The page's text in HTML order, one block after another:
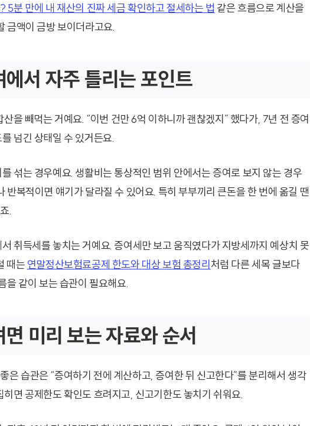
5분 만에 내 재산의 진짜 세금 확인하고 절세하는 법 같은 흐름으로 계산을
금액이 금방 보이더라고요.
에서 자주 틀리는 포인트
산을 빼먹는 거예요. “이번 건만 6억 이하니까 괜찮겠지” 했다가, 7년 전 증여
넘긴 상태일 수 있거든요.
섞는 경우예요. 생활비는 통상적인 범위 안에서는 증여로 보지 않는 경우
반복적이면 얘기가 달라질 수 있어요. 특히 부부끼리 큰돈을 한 번에 옮길 땐
.
취득세를 놓치는 거예요. 증여세만 보고 움직였다가 지방세까지 예상치 못
때는 연말정산보험료공제 한도와 대상 보험 총정리처럼 다른 세목 글보다
을 같이 보는 습관이 필요해요.
미리 보는 자료와 순서
은 습관은 “증여하기 전에 계산하고, 증여한 뒤 신고한다”를 분리해서 생각
면 공제한도 확인도 흐려지고, 신고기한도 놓치기 쉬워요.